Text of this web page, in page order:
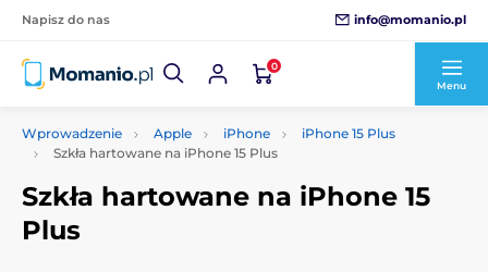
Napisz do nas info@momanio.pl
0
Menu
Wprowadzenie Apple iPhone
iPhone 15 Plus
Szkła hartowane na iPhone 15 Plus
Szkła hartowane na iPhone 15
Plus